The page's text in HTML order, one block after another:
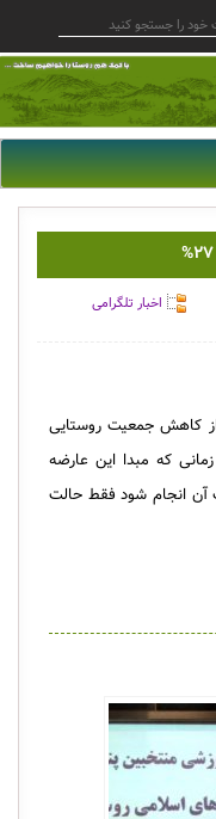
اخبار تلگرامی
کاهش جمعیت روستایی
تا زمانی که مبدا این عارضه
آن انجام شود فقط حالت